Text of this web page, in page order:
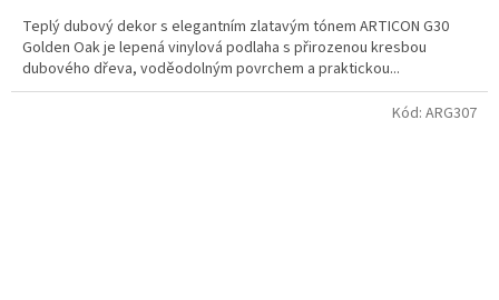
Teplý dubový dekor s elegantním zlatavým tónem ARTICON G30
Golden Oak je lepená vinylová podlaha s přirozenou kresbou
dubového dřeva, voděodolným povrchem a praktickou...
Kód: ARG307